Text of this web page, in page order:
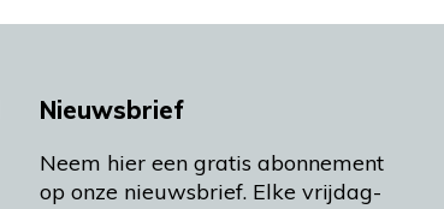
Nieuwsbrief
Neem hier een gratis abonnement
op onze nieuwsbrief. Elke vrijdag-